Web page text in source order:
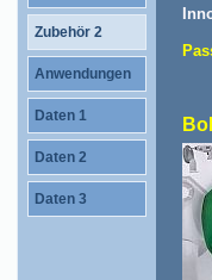
Zubehör 2
Anwendungen
Daten 1
Daten 2
Daten 3